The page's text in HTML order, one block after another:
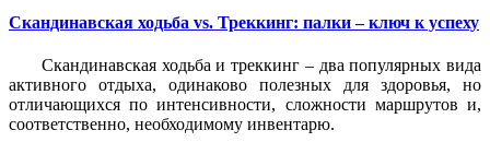
Скандинавская ходьба vs. Треккинг: палки – ключ к успеху
Скандинавская ходьба и треккинг – два популярных вида
активного отдыха, одинаково полезных для здоровья, но
отличающихся по интенсивности, сложности маршрутов и,
соответственно, необходимому инвентарю.